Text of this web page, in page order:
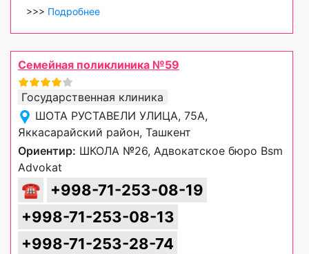
>>> Подробнее
Семейная поликлиника №59
Государственная клиника
ШОТА РУСТАВЕЛИ УЛИЦА, 75A,
Яккасарайский район, Ташкент
Ориентир: ШКОЛА №26, Адвокатское бюро Bsm
Advokat
☎
+998-71-253-08-19
+998-71-253-08-13
+998-71-253-28-74